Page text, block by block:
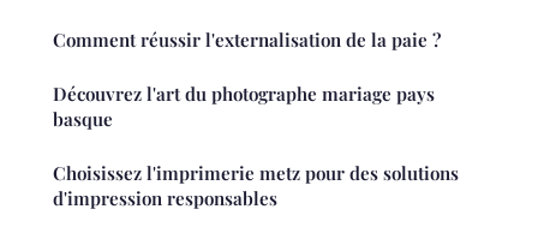
Comment réussir l'externalisation de la paie ?
Découvrez l'art du photographe mariage pays
basque
Choisissez l'imprimerie metz pour des solutions
d'impression responsables